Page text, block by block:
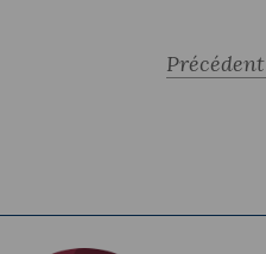
Précédent